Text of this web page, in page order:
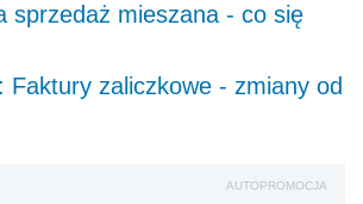
sprzedaż mieszana - co się
Faktury zaliczkowe - zmiany od
AUTOPROMOCJA